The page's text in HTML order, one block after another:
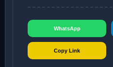
WhatsApp
Copy Link